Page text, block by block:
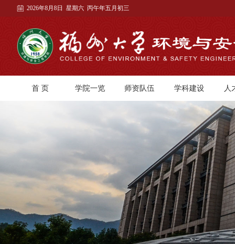
2026年8月8日 星期六 丙午年五月初三
首 页 学院一览 师资队伍 学科建设 人